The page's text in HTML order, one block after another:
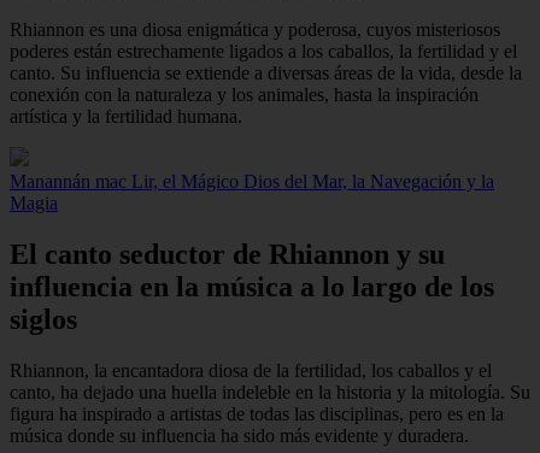
Rhiannon es una diosa enigmática y poderosa, cuyos misteriosos
poderes están estrechamente ligados a los caballos, la fertilidad y el
canto. Su influencia se extiende a diversas áreas de la vida, desde la
conexión con la naturaleza y los animales, hasta la inspiración
artística y la fertilidad humana.
Manannán mac Lir, el Mágico Dios del Mar, la Navegación y la
Magia
El canto seductor de Rhiannon y su
influencia en la música a lo largo de los
siglos
Rhiannon, la encantadora diosa de la fertilidad, los caballos y el
canto, ha dejado una huella indeleble en la historia y la mitología. Su
figura ha inspirado a artistas de todas las disciplinas, pero es en la
música donde su influencia ha sido más evidente y duradera.